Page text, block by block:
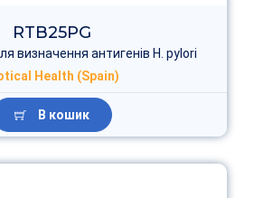
RTB25PG
визначення антигенів H. pylori
Health (Spain)
В кошик